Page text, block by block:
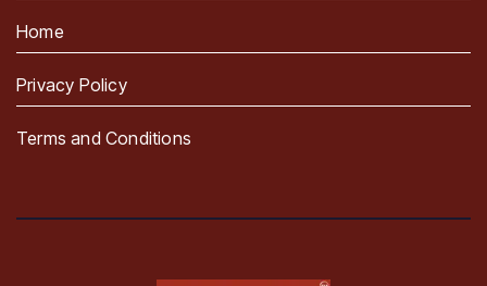
Home
Privacy Policy
Terms and Conditions